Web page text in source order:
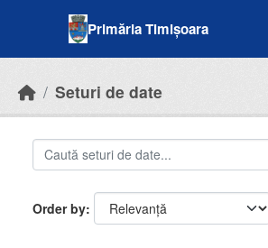
Primăria Timișoara
Seturi de date
Order by